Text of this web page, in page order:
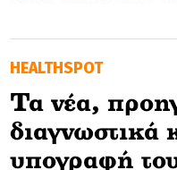
SOOZIE’S FRIENDS
CULTURE
TASTELAND
ΗEALTHSPOT
Τα νέα,
διαγνωστικά
υπογραφή